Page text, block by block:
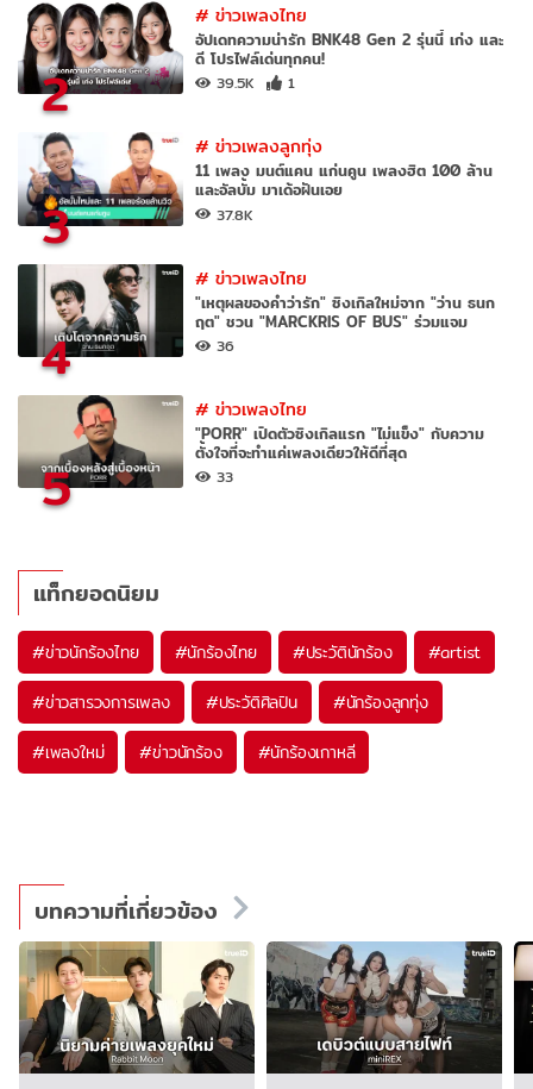
2
#ข่าวเพลงไทย
อัปเดทความน่ารัก BNK48 Gen 2 รุ่นนี้ เก่ง และ
ดี โปรไฟล์เด่นทุกคน!
39.5K 1
3
#ข่าวเพลงลูกทุ่ง
11 เพลง มนต์แคน แก่นคูน เพลงฮิต 100 ล้าน
และอัลบั้ม มาเด้อฝันเอย
37.8K
4
#ข่าวเพลงไทย
"เหตุผลของคำว่ารัก" ซิงเกิลใหม่จาก "ว่าน ธนก
ฤต" ชวน "MARCKRIS OF BUS" ร่วมแจม
36
5
#ข่าวเพลงไทย
"PORR" เปิดตัวซิงเกิลแรก "ไม่แข็ง" กับความ
ตั้งใจที่จะทำแค่เพลงเดียวให้ดีที่สุด
33
แท็กยอดนิยม
#ข่าวนักร้องไทย #นักร้องไทย #ประวัตินักร้อง #artist
#ข่าวสารวงการเพลง #ประวัติศิลปิน #นักร้องลูกทุ่ง
#เพลงใหม่ #ข่าวนักร้อง #นักร้องเกาหลี
บทความที่เกี่ยวข้อง